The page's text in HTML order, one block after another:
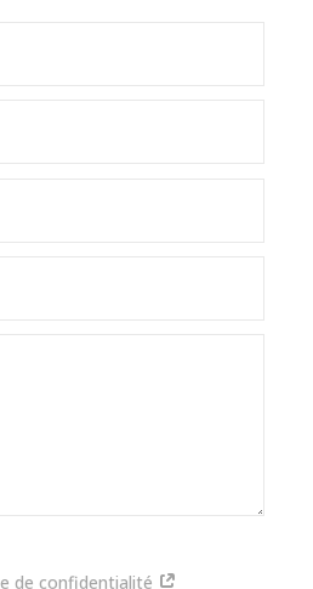
de confidentialité